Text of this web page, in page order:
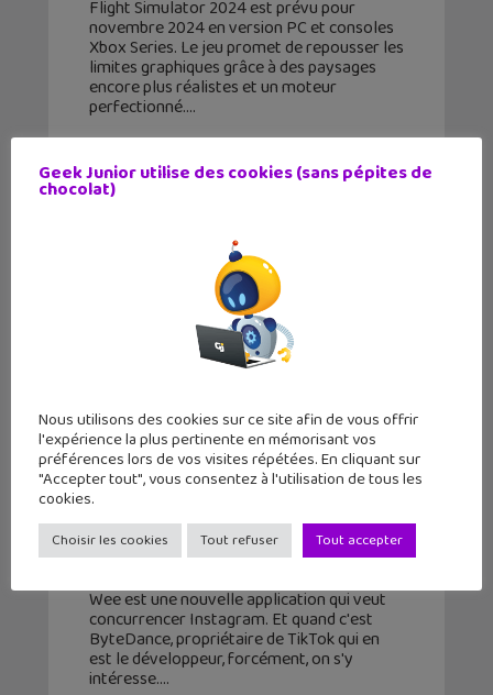
Flight Simulator 2024 est prévu pour
novembre 2024 en version PC et consoles
Xbox Series. Le jeu promet de repousser les
limites graphiques grâce à des paysages
encore plus réalistes et un moteur
perfectionné.
Après TikTok, ByteDance lance
Whee, une application photo qui
copie Instagram !
Wee est une nouvelle application qui veut
concurrencer Instagram. Et quand c'est
ByteDance, propriétaire de TikTok qui en
est le développeur, forcément, on s'y
intéresse.
Geek Junior utilise des cookies (sans pépites de
chocolat)
Nous utilisons des cookies sur ce site afin de vous offrir
l'expérience la plus pertinente en mémorisant vos
préférences lors de vos visites répétées. En cliquant sur
"Accepter tout", vous consentez à l'utilisation de tous les
cookies.
Choisir les cookies Tout refuser Tout accepter